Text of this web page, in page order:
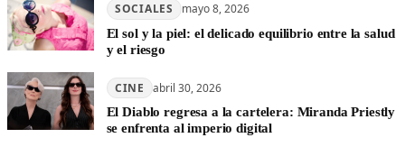
SOCIALES mayo 8, 2026
El sol y la piel: el delicado equilibrio entre la salud
y el riesgo
CINE abril 30, 2026
El Diablo regresa a la cartelera: Miranda Priestly
se enfrenta al imperio digital